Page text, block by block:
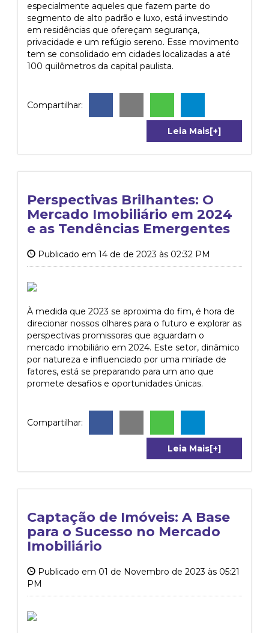
especialmente aqueles que fazem parte do
segmento de alto padrão e luxo, está investindo
em residências que ofereçam segurança,
privacidade e um refúgio sereno. Esse movimento
tem se consolidado em cidades localizadas a até
100 quilômetros da capital paulista.
Compartilhar:
Leia Mais[+]
Perspectivas Brilhantes: O
Mercado Imobiliário em 2024
e as Tendências Emergentes
Publicado em 14 de de 2023 às 02:32 PM
À medida que 2023 se aproxima do fim, é hora de
direcionar nossos olhares para o futuro e explorar as
perspectivas promissoras que aguardam o
mercado imobiliário em 2024. Este setor, dinâmico
por natureza e influenciado por uma miríade de
fatores, está se preparando para um ano que
promete desafios e oportunidades únicas.
Compartilhar:
Leia Mais[+]
Captação de Imóveis: A Base
para o Sucesso no Mercado
Imobiliário
Publicado em 01 de Novembro de 2023 às 05:21
PM